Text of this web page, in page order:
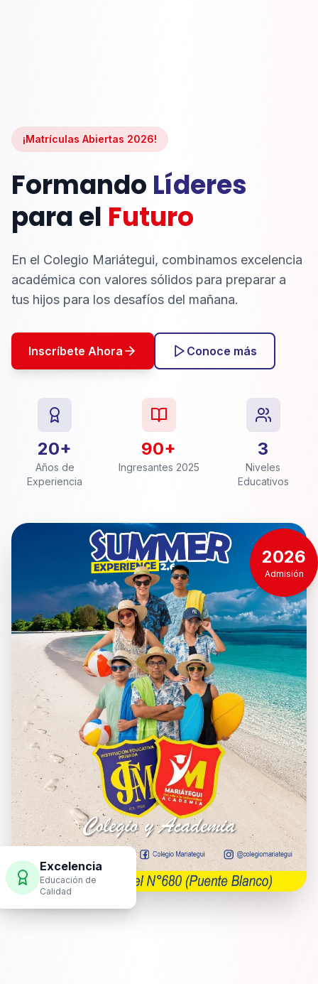
¡Matrículas Abiertas 2026!
Formando Líderes
para el Futuro
En el Colegio Mariátegui, combinamos excelencia
académica con valores sólidos para preparar a
tus hijos para los desafíos del mañana.
Inscríbete Ahora Conoce más
20+
Años de
Experiencia
90+
Ingresantes 2025
3
Niveles
Educativos
Excelencia
Educación de
Calidad
2026
Admisión